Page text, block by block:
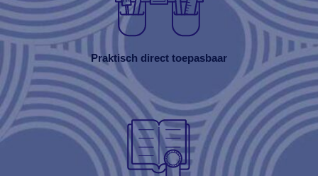
Praktisch direct toepasbaar